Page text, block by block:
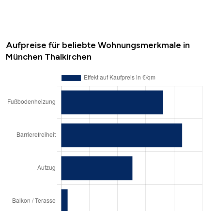
Aufpreise für beliebte Wohnungsmerkmale in
München Thalkirchen